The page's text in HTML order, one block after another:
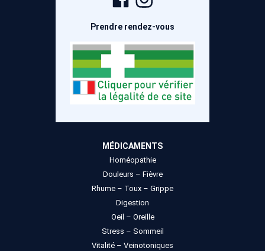
Facebook
Prendre rendez-vous
MÉDICAMENTS
Homéopathie
Douleurs – Fièvre
Rhume – Toux – Grippe
Digestion
Oeil – Oreille
Stress – Sommeil
Vitalité – Veinotoniques